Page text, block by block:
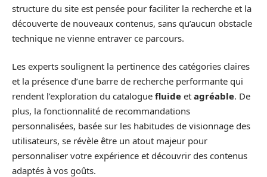
structure du site est pensée pour faciliter la recherche et la
découverte de nouveaux contenus, sans qu’aucun obstacle
technique ne vienne entraver ce parcours.
Les experts soulignent la pertinence des catégories claires
et la présence d’une barre de recherche performante qui
rendent l’exploration du catalogue fluide et agréable. De
plus, la fonctionnalité de recommandations
personnalisées, basée sur les habitudes de visionnage des
utilisateurs, se révèle être un atout majeur pour
personnaliser votre expérience et découvrir des contenus
adaptés à vos goûts.